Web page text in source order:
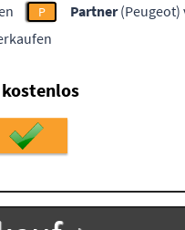
P Partner(Peugeot)